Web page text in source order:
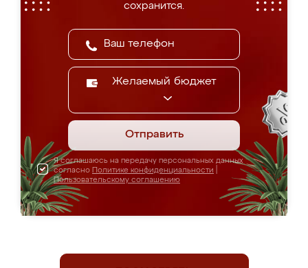
сохранится.
Желаемый бюджет
Отправить
Я соглашаюсь на передачу персональных данных
согласно Политике конфиденциальности
Пользовательскому соглашению